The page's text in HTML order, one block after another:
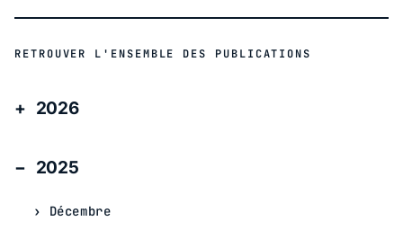
RETROUVER L'ENSEMBLE DES PUBLICATIONS
2026
2025
Décembre